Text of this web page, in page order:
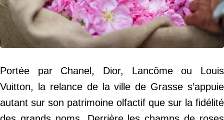
Portée par Chanel, Dior, Lancôme ou Louis
Vuitton, la relance de la ville de Grasse s’appuie
autant sur son patrimoine olfactif que sur la fidélité